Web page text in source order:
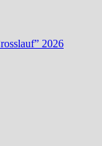
2026